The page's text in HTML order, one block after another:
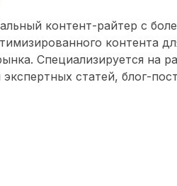
контент-райтер с
контента
Специализируется на
статей, блог-